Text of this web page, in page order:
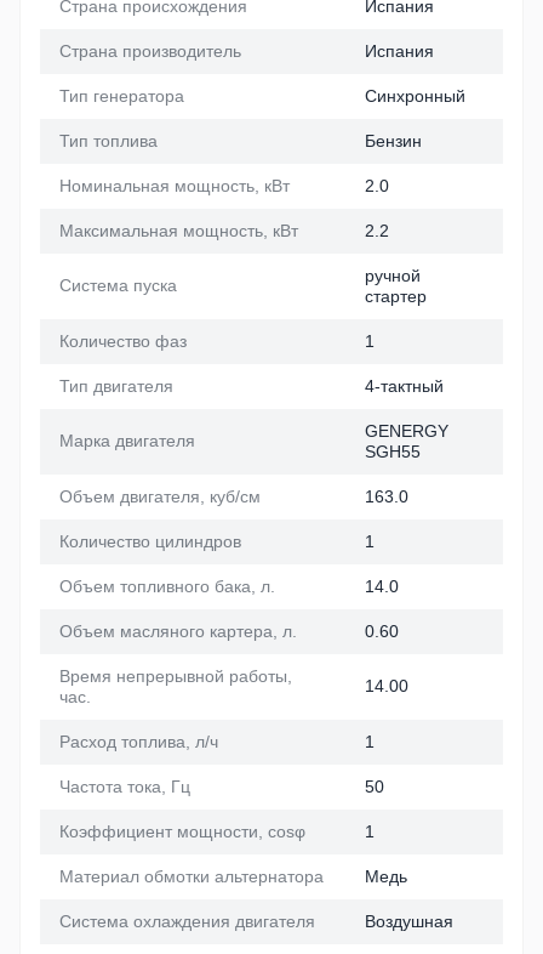
Страна происхождения Испания
Страна производитель Испания
Тип генератора Синхронный
Тип топлива Бензин
Номинальная мощность, кВт 2.0
Максимальная мощность, кВт 2.2
Система пуска
ручной
стартер
Количество фаз 1
Тип двигателя 4-тактный
Марка двигателя
GENERGY
SGH55
Объем двигателя, куб/см 163.0
Количество цилиндров 1
Объем топливного бака, л. 14.0
Объем масляного картера, л. 0.60
Время непрерывной работы,
час.
14.00
Расход топлива, л/ч 1
Частота тока, Гц 50
Коэффициент мощности, cosφ 1
Материал обмотки альтернатора Медь
Система охлаждения двигателя Воздушная